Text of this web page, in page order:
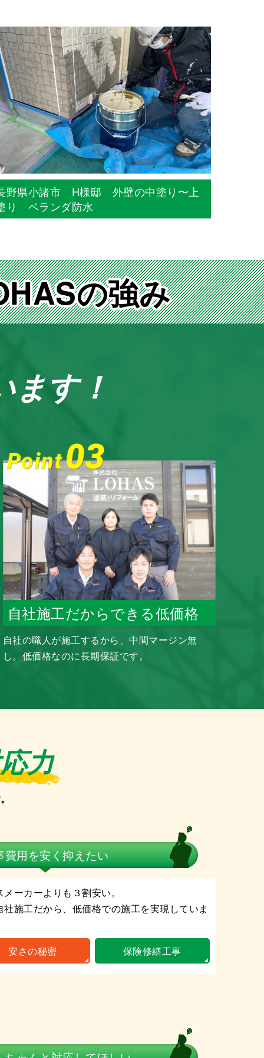
野県小諸市 H様邸 外壁の中塗り〜上
り ベランダ防水
の強み
ます！
自社施工だからできる低価格
自社の職人が施工するから、中間マージン無
し。低価格なのに長期保証です。
力
費用を安く抑えたい
メーカーよりも３割安い。
社施工だから、低価格での施工を実現していま
安さの秘密 保険修繕工事